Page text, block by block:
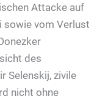
Attacke auf
sowie vom Verlust
des
Selenskij, zivile
nicht ohne